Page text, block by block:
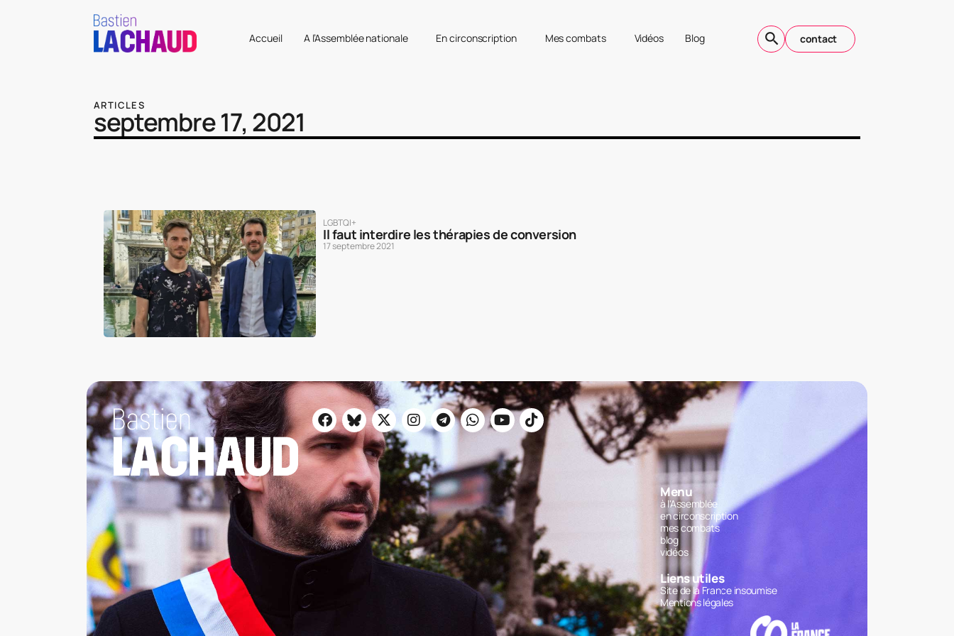
Accueil A l’Assemblée nationale En circonscription Mes combats Vidéos Blog contact
ARTICLES
septembre 17, 2021
LGBTQI+
Il faut interdire les thérapies de conversion
17 septembre 2021
Menu
à l'Assemblée
en circonscription
mes combats
blog
vidéos
Liens utiles
Site de la France insoumise
Mentions légales